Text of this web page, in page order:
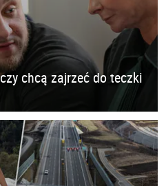
chcą zajrzeć do teczki